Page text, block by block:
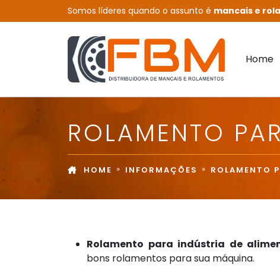
Somos líderes quando o assunto é mancais e
Home
ROLAMENTO
HOME INFORMAÇÕES ROLAMENTO
Rolamento para indústria de
bons rolamentos para sua máquina.